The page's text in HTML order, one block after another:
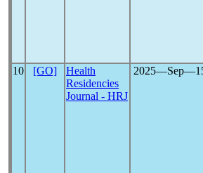
10 [GO]
Health
Residencies
Journal - HRJ